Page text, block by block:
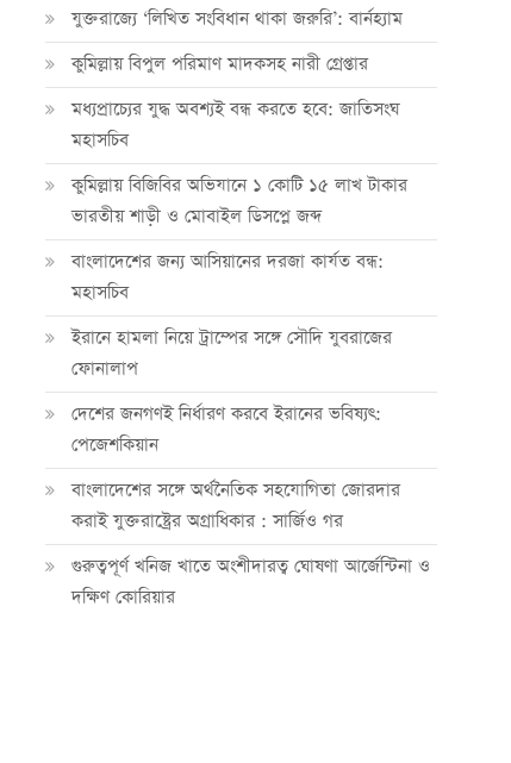
যুক্তরাজ্যে ‘লিখিত সংবিধান থাকা জরুরি’: বার্নহ্যাম
কুমিল্লায় বিপুল পরিমাণ মাদকসহ নারী গ্রেপ্তার
মধ্যপ্রাচ্যের যুদ্ধ অবশ্যই বন্ধ করতে হবে: জাতিসংঘ
মহাসচিব
কুমিল্লায় বিজিবির অভিযানে ১ কোটি ১৫ লাখ টাকার
ভারতীয় শাড়ী ও মোবাইল ডিসপ্লে জব্দ
বাংলাদেশের জন্য আসিয়ানের দরজা কার্যত বন্ধ:
মহাসচিব
ইরানে হামলা নিয়ে ট্রাম্পের সঙ্গে সৌদি যুবরাজের
ফোনালাপ
দেশের জনগণই নির্ধারণ করবে ইরানের ভবিষ্যৎ:
পেজেশকিয়ান
বাংলাদেশের সঙ্গে অর্থনৈতিক সহযোগিতা জোরদার
করাই যুক্তরাষ্ট্রের অগ্রাধিকার : সার্জিও গর
গুরুত্বপূর্ণ খনিজ খাতে অংশীদারত্ব ঘোষণা আর্জেন্টিনা ও
দক্ষিণ কোরিয়ার